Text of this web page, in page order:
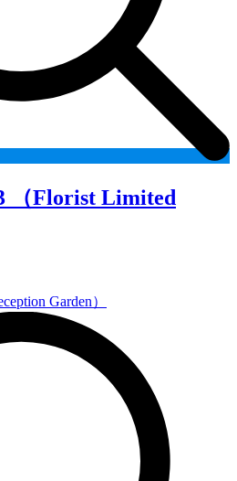
（Florist Limited